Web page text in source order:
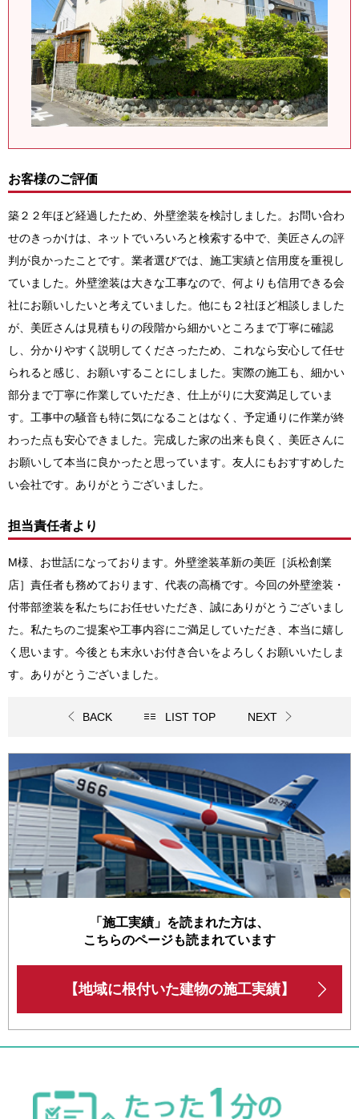
お客様のご評価
築２２年ほど経過したため、外壁塗装を検討しました。お問い合わ
せのきっかけは、ネットでいろいろと検索する中で、美匠さんの評
判が良かったことです。業者選びでは、施工実績と信用度を重視し
ていました。外壁塗装は大きな工事なので、何よりも信用できる会
社にお願いしたいと考えていました。他にも２社ほど相談しました
が、美匠さんは見積もりの段階から細かいところまで丁寧に確認
し、分かりやすく説明してくださったため、これなら安心して任せ
られると感じ、お願いすることにしました。実際の施工も、細かい
部分まで丁寧に作業していただき、仕上がりに大変満足していま
す。工事中の騒音も特に気になることはなく、予定通りに作業が終
わった点も安心できました。完成した家の出来も良く、美匠さんに
お願いして本当に良かったと思っています。友人にもおすすめした
い会社です。ありがとうございました。
担当責任者より
M様、お世話になっております。外壁塗装革新の美匠［浜松創業
店］ 責任者も務めております、代表の高橋です。今回の外壁塗装・
付帯部塗装を私たちにお任せいただき、誠にありがとうございまし
た。私たちのご提案や工事内容にご満足していただき、本当に嬉し
く思います。今後とも末永いお付き合いをよろしくお願いいたしま
す。ありがとうございました。
BACK LIST TOP NEXT
「施工実績」を読まれた方は、
こちらのページも読まれています
【地域に根付いた建物の施工実績】